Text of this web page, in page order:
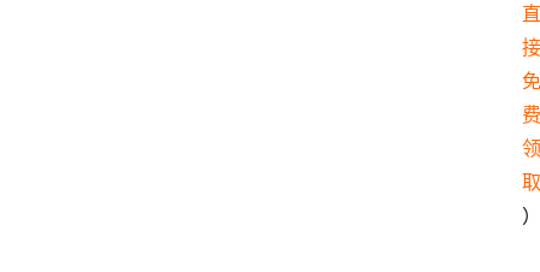
直
接
免
费
领
取
）